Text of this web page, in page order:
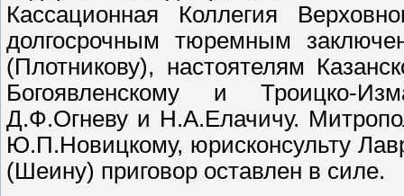
Кассационная Коллегия
долгосрочным тюремным
(Плотникову), настоятелям
Богоявленскому и Троицко-
Д.Ф.Огневу и Н.А.Елачичу.
Ю.П.Новицкому, юрисконсульту
(Шеину) приговор оставлен в силе.